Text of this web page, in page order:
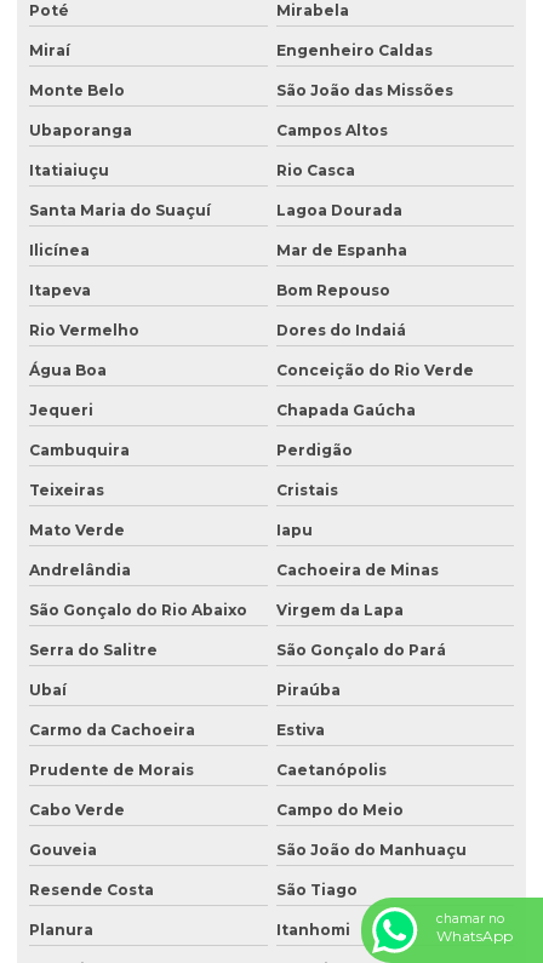
Poté Mirabela
Miraí Engenheiro Caldas
Monte Belo São João das Missões
Ubaporanga Campos Altos
Itatiaiuçu Rio Casca
Santa Maria do Suaçuí Lagoa Dourada
Ilicínea Mar de Espanha
Itapeva Bom Repouso
Rio Vermelho Dores do Indaiá
Água Boa Conceição do Rio Verde
Jequeri Chapada Gaúcha
Cambuquira Perdigão
Teixeiras Cristais
Mato Verde Iapu
Andrelândia Cachoeira de Minas
São Gonçalo do Rio Abaixo Virgem da Lapa
Serra do Salitre São Gonçalo do Pará
Ubaí Piraúba
Carmo da Cachoeira Estiva
Prudente de Morais Caetanópolis
Cabo Verde Campo do Meio
Gouveia São João do Manhuaçu
Resende Costa São Tiago
Planura Itanhomi
chamar no
WhatsApp